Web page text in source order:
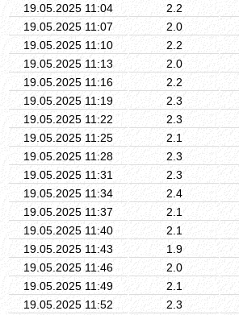
19.05.2025 11:04
2.2
19.05.2025 11:07
2.0
19.05.2025 11:10
2.2
19.05.2025 11:13
2.0
19.05.2025 11:16
2.2
19.05.2025 11:19
2.3
19.05.2025 11:22
2.3
19.05.2025 11:25
2.1
19.05.2025 11:28
2.3
19.05.2025 11:31
2.3
19.05.2025 11:34
2.4
19.05.2025 11:37
2.1
19.05.2025 11:40
2.1
19.05.2025 11:43
1.9
19.05.2025 11:46
2.0
19.05.2025 11:49
2.1
19.05.2025 11:52
2.3